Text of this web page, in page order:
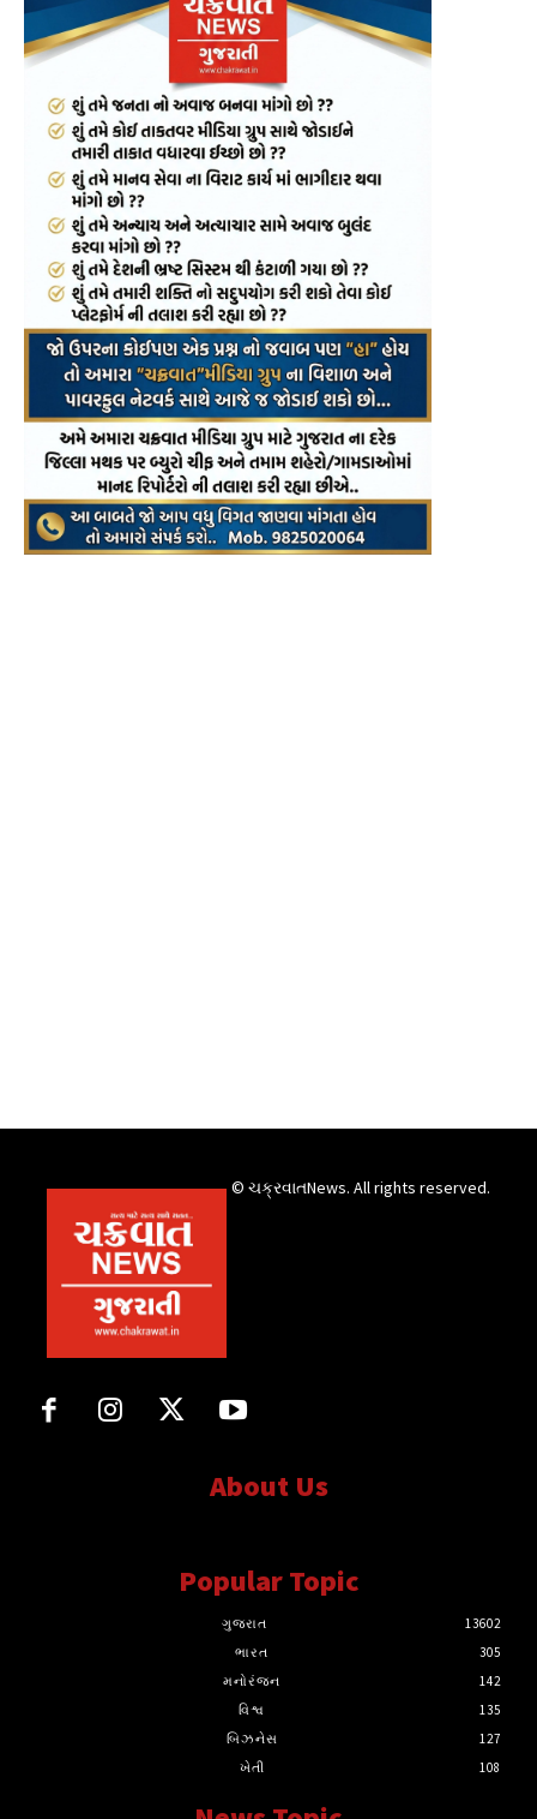
© ચક્રવાતNews. All rights reserved.
About Us
Popular Topic
ગુજરાત
13602
ભારત
305
મનોરંજન
142
વિશ્વ
135
બિઝનેસ
127
ખેતી
108